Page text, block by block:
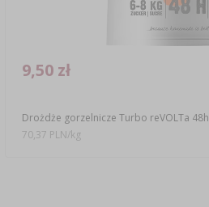
Drożdże gorzelnicze Turbo reVOLTa 48h
9,50 zł
70,37 PLN/kg